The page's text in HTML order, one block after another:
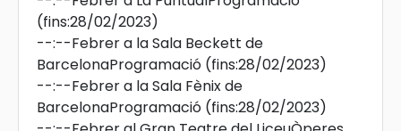
(fins:28/02/2023)
--:--Febrer a la Sala Beckett de
BarcelonaProgramació (fins:28/02/2023)
--:--Febrer a la Sala Fènix de
BarcelonaProgramació (fins:28/02/2023)